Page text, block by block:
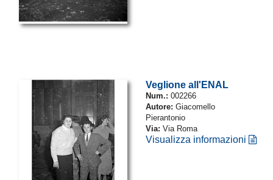
Veglione all'ENAL
Num.: 002266
Autore: Giacomello
Pierantonio
Via: Via Roma
Visualizza informazioni